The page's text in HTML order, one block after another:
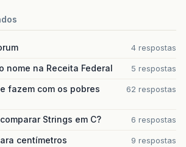
4 respostas
nome na Receita Federal 5 respostas
fazem com os pobres
62 respostas
Strings em C? 6 respostas
centímetros 9 respostas